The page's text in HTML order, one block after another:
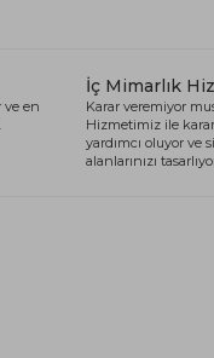
ve en
İç Mimarlık
Karar veremiyor
Hizmetimiz ile
yardımcı oluyor ve
alanlarınızı